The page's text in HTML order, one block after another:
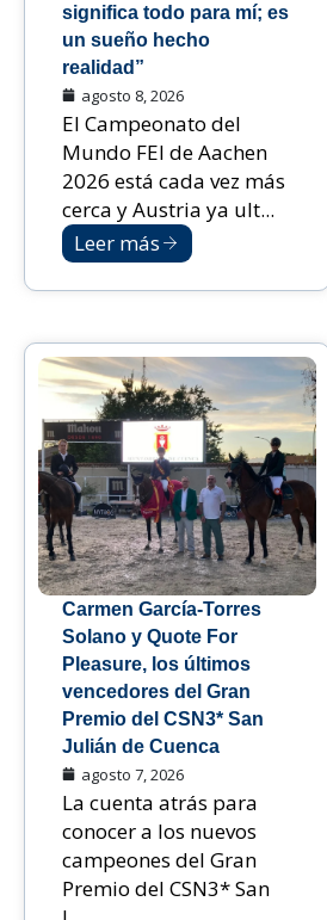
significa todo para mí; es
un sueño hecho
realidad”
agosto 8, 2026
El Campeonato del
Mundo FEI de Aachen
2026 está cada vez más
cerca y Austria ya ult...
Leer más
Carmen García-Torres
Solano y Quote For
Pleasure, los últimos
vencedores del Gran
Premio del CSN3* San
Julián de Cuenca
agosto 7, 2026
La cuenta atrás para
conocer a los nuevos
campeones del Gran
Premio del CSN3* San